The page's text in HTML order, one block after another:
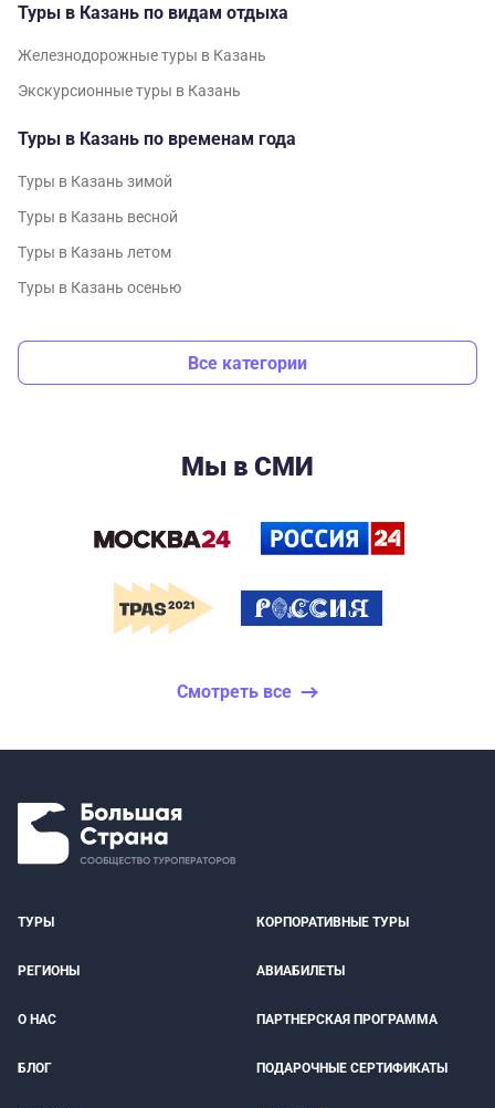
Туры в Казань по видам отдыха
Железнодорожные туры в Казань
Экскурсионные туры в Казань
Туры в Казань по временам года
Туры в Казань зимой
Туры в Казань весной
Туры в Казань летом
Туры в Казань осенью
Все категории
Мы в СМИ
Смотреть все
ТУРЫ КОРПОРАТИВНЫЕ ТУРЫ
РЕГИОНЫ АВИАБИЛЕТЫ
О НАС ПАРТНЕРСКАЯ ПРОГРАММА
БЛОГ ПОДАРОЧНЫЕ СЕРТИФИКАТЫ